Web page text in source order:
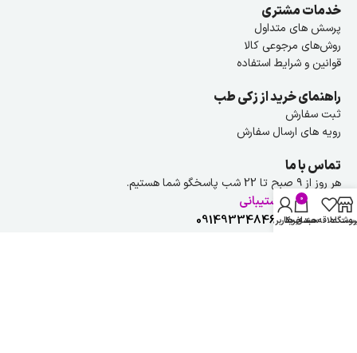
خدمات مشتری
پرسش های متداول
روش‌های مرجوعی کالا
قوانین و شرایط استفاده
راهنمای خرید از زکی طب
ثبت سفارش
رویه های ارسال سفارش
تماس با ما
هر روز از ۹ صبح تا 22 شب پاسخگو شما هستیم.
راهنمایی و پشتیبانی
شماره تلفن :09149334846 علاقه مندی ها
0
سبد خرید
حساب کاربری من